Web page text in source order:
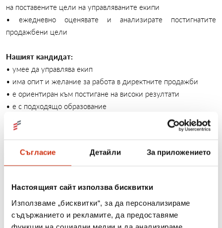
Съгласие Детайли За приложението
Настоящият сайт използва бисквитки
Използваме „бисквитки“, за да персонализираме
съдържанието и рекламите, да предоставяме
функции на социални медии и да анализираме
на поставените цели на управляваните екипи
• ежедневно оценявате и анализирате постигнатите
продажбени цели
Нашият кандидат:
• умее да управлява екип
• има опит и желание за работа в директните продажби
• е ориентиран към постигане на високи резултати
• е с подходящо образование
• има валидна шофьорска книжка
• обучение и повишаване на квалификацията от нашите
добре подготвени Бизнес треньори от нашата „Изи
• управление на екип от Кредитни консултанти
• възможност за дългосрочно професионално развитие в
компанията